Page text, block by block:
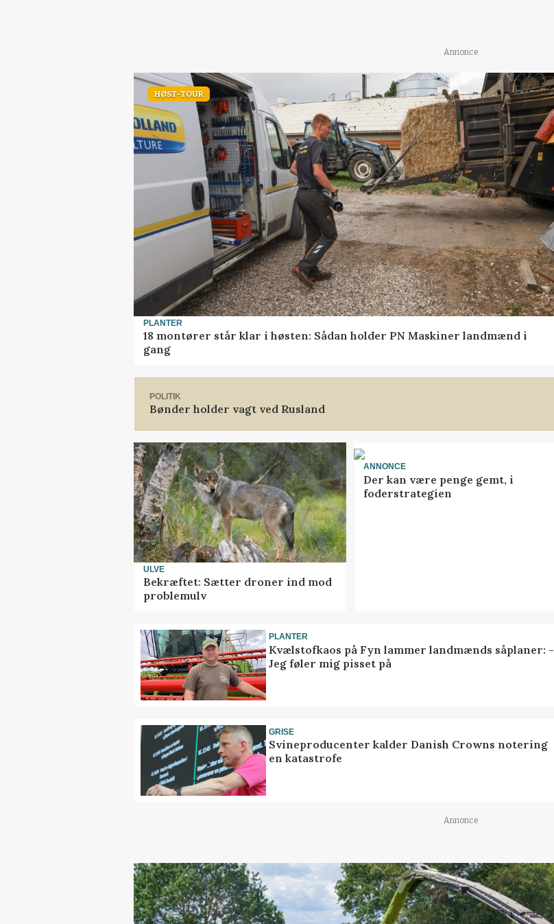
Annonce
HØST-TOUR
PLANTER
18 montører står klar i høsten: Sådan holder PN Maskiner landmænd i
gang
POLITIK
Bønder holder vagt ved Rusland
ULVE
Bekræftet: Sætter droner ind mod
problemulv
ANNONCE
Der kan være penge gemt, i
foderstrategien
PLANTER
Kvælstofkaos på Fyn lammer landmænds såplaner: -
Jeg føler mig pisset på
GRISE
Svineproducenter kalder Danish Crowns notering
en katastrofe
Annonce